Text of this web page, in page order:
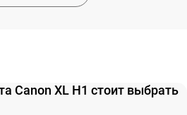
Canon XL H1 стоит выбрать